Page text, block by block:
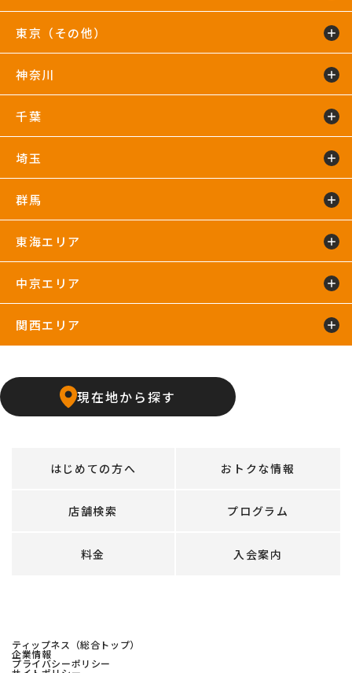
綾瀬店 TIP.X TOKYO 池袋
大泉学園24hours
五反田24hours
下井草店新小岩店東武練馬24hours中野24hours
練馬24hours
東京（その他）
吉祥寺24hours
神奈川
千葉
蘇我24hours
埼玉
イオンモール川口店
群馬
東海エリア
浜松葵東24hours
中京エリア
関西エリア
石橋阪大前24hours京橋店高槻24hours
塚口24hours天王寺店武庫之荘24hours
現在地から探す
はじめての方へ おトクな情報
店舗検索 プログラム
料金 入会案内
ティップネス（総合トップ）
企業情報
プライバシーポリシー